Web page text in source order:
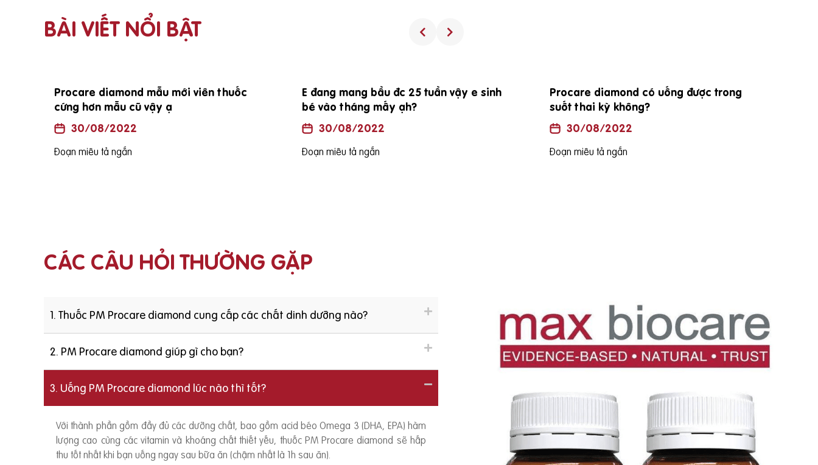
BÀI VIẾT NỔI BẬT
Procare diamond mẫu mới viên thuốc
cứng hơn mẫu cũ vậy ạ
30/08/2022
Đoạn miêu tả ngắn
E đang mang bầu đc 25 tuần vậy e sinh
bé vào tháng mấy ạh?
30/08/2022
Đoạn miêu tả ngắn
Procare diamond có uống được trong
suốt thai kỳ không?
30/08/2022
Đoạn miêu tả ngắn
CÁC CÂU HỎI THƯỜNG GẶP
1. Thuốc PM Procare diamond cung cấp các chất dinh dưỡng nào?
2. PM Procare diamond giúp gì cho bạn?
3. Uống PM Procare diamond lúc nào thì tốt?
Với thành phần gồm đầy đủ các dưỡng chất, bao gồm acid béo Omega 3 (DHA, EPA) hàm
lượng cao cùng các vitamin và khoáng chất thiết yếu, thuốc PM Procare diamond sẽ hấp
thu tốt nhất khi bạn uống ngay sau bữa ăn (chậm nhất là 1h sau ăn).